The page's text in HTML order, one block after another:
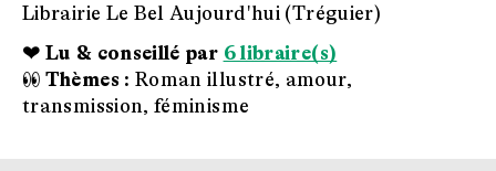
Librairie Le Bel Aujourd'hui (Tréguier)
❤ Lu & conseillé par 6 libraire(s)
👀 Thèmes : Roman illustré, amour,
transmission, féminisme